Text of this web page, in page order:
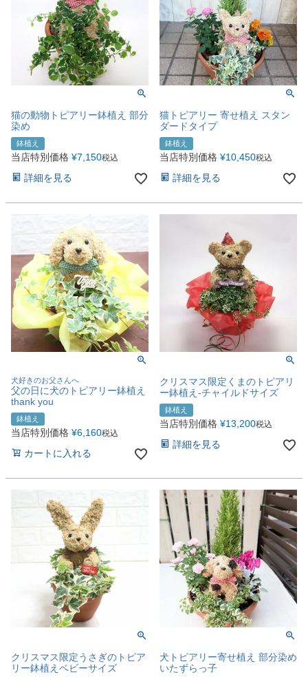
猫の動物トピアリー鉢植え 部分
染め
鉢植え
当店特別価格 ¥7,150税込
詳細を見る
猫トピアリー 寄せ植え スタン
ダードタイプ
鉢植え
当店特別価格 ¥10,450税込
詳細を見る
犬好きのお父さんへ
父の日に犬のトピアリー鉢植え
thank you
鉢植え
当店特別価格 ¥6,160税込
カートに入れる
クリスマス限定くまのトピアリ
ー鉢植え-チャイルドサイズ
鉢植え
当店特別価格 ¥13,200税込
詳細を見る
クリスマス限定うさぎのトピア
リー鉢植えベビーサイズ
犬トピアリー寄せ植え 部分染め
いたずらっ子